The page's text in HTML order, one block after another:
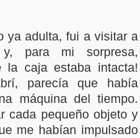
ya adulta, fui a visitar a
para mi sorpresa,
la caja estaba intacta!
parecía que había
máquina del tiempo.
cada pequeño objeto y
me habían impulsado